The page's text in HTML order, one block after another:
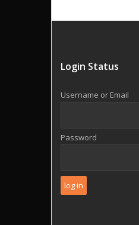
Login Status
Username or Email
Password